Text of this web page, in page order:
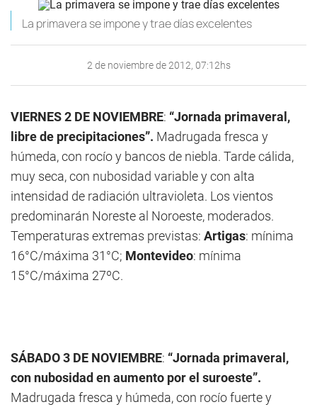
La primavera se impone y trae días excelentes
2 de noviembre de 2012, 07:12hs
VIERNES 2 DE NOVIEMBRE: “Jornada primaveral,
libre de precipitaciones”. Madrugada fresca y
húmeda, con rocío y bancos de niebla. Tarde cálida,
muy seca, con nubosidad variable y con alta
intensidad de radiación ultravioleta. Los vientos
predominarán Noreste al Noroeste, moderados.
Temperaturas extremas previstas: Artigas: mínima
16°C/máxima 31°C; Montevideo: mínima
15°C/máxima 27ºC.
SÁBADO 3 DE NOVIEMBRE: “Jornada primaveral,
con nubosidad en aumento por el suroeste”.
Madrugada fresca y húmeda, con rocío fuerte y